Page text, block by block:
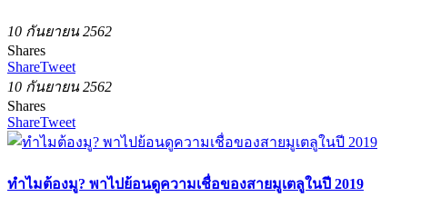
10 กันยายน 2562
Shares
ShareTweet
10 กันยายน 2562
Shares
ShareTweet
ทำไมต้องมู? พาไปย้อนดูความเชื่อของสายมูเตลูในปี 2019